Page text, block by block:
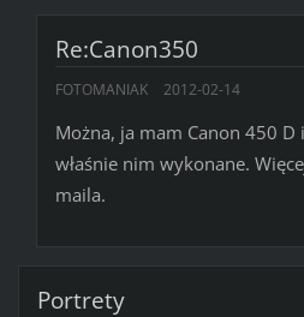
Re:Canon350
FOTOMANIAK 2012-02-14
Można, ja mam Canon 450 D
właśnie nim wykonane.
maila.
Portrety